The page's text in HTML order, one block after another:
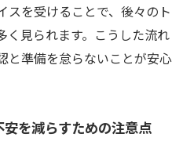
スを受けることで、後々のト
く見られます。こうした流れ
と準備を怠らないことが安心
を減らすための注意点